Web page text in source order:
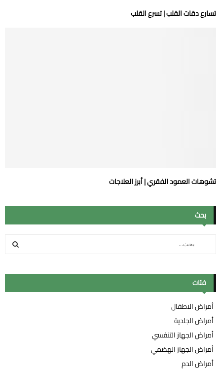
تسارع دقات القلب | تسرع القلب
تشوهات العمود الفقري | أبرز العلاجات
بحث
h
o
فئات
أمراض الاطفال
أمراض الجلدية
أمراض الجهاز التنفسي
أمراض الجهاز الهضمي
أمراض الدم